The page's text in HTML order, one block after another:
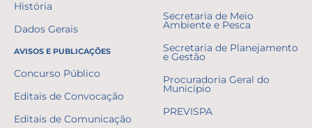
História
Dados Gerais
AVISOS E PUBLICAÇÕES
Concurso Público
Editais de Convocação
Editais de Comunicação
Secretaria de Meio
Ambiente e Pesca
Secretaria de Planejamento
e Gestão
Procuradoria Geral do
Município
PREVISPA